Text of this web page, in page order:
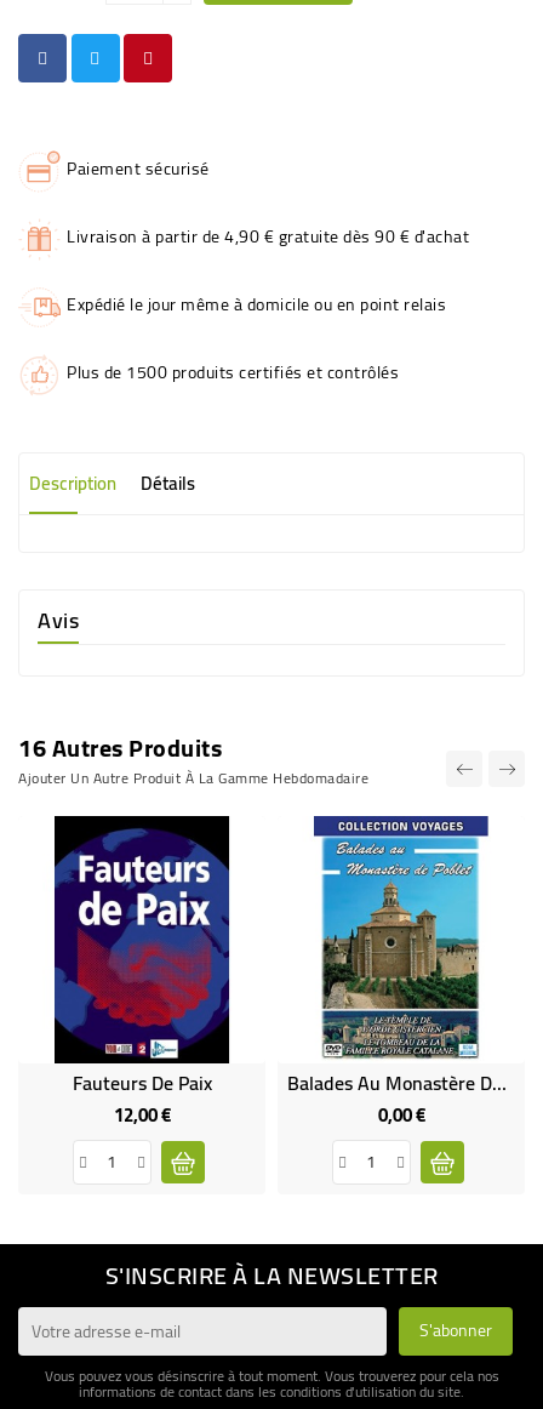
Paiement sécurisé
Livraison à partir de 4,90 € gratuite dès 90 € d'achat
Expédié le jour même à domicile ou en point relais
Plus de 1500 produits certifiés et contrôlés
Description Détails
Avis
16 Autres Produits
Ajouter Un Autre Produit À La Gamme Hebdomadaire
Fauteurs De Paix
12,00 €Prix
Balades Au Monastère De Poblet - Le Temple De L'ordre Cistercien : Le Tombeau De La Famille Royale Catalane DVD (neuf)
0,00 €Prix
S'INSCRIRE À LA NEWSLETTER
Vous pouvez vous désinscrire à tout moment. Vous trouverez pour cela nos
informations de contact dans les conditions d'utilisation du site.